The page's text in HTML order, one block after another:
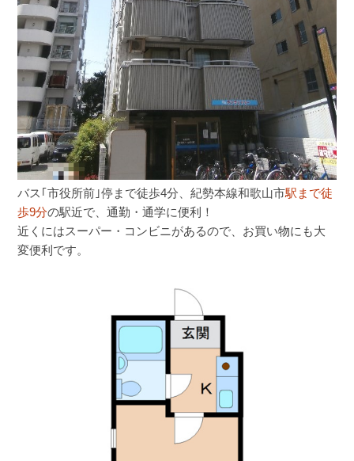
バス｢市役所前｣停まで徒歩4分、紀勢本線和歌山市駅まで徒
歩9分の駅近で、通勤・通学に便利！
近くにはスーパー・コンビニがあるので、お買い物にも大
変便利です。